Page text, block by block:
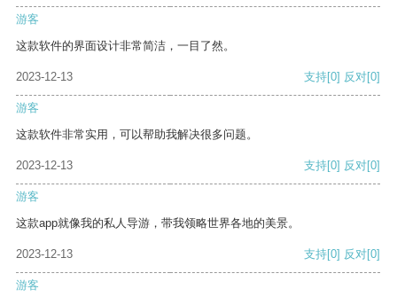
游客
这款软件的界面设计非常简洁，一目了然。
2023-12-13 支持[0] 反对[0]
游客
这款软件非常实用，可以帮助我解决很多问题。
2023-12-13 支持[0] 反对[0]
游客
这款app就像我的私人导游，带我领略世界各地的美景。
2023-12-13 支持[0] 反对[0]
游客